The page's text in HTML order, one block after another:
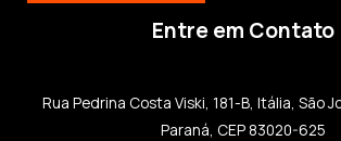
Entre em Contato
Rua Pedrina Costa Viski, 181-B, Itália, São
Paraná, CEP 83020-625